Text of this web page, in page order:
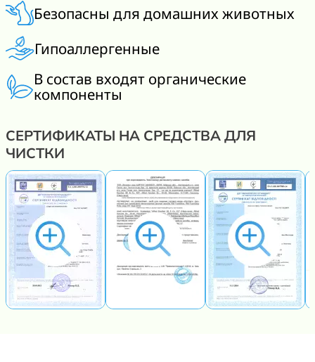
Безопасны для домашних животных
Гипоаллергенные
В состав входят органические
компоненты
СЕРТИФИКАТЫ НА СРЕДСТВА ДЛЯ
ЧИСТКИ